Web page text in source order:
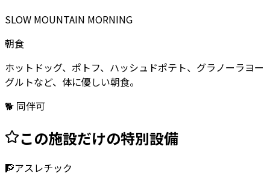
SLOW MOUNTAIN MORNING
朝食
ホットドッグ、ポトフ、ハッシュドポテト、グラノーラヨー
グルトなど、体に優しい朝食。
🐕 同伴可
この施設だけの特別設備
🧗アスレチック